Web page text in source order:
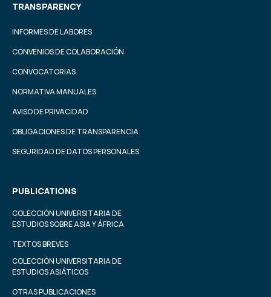
TRANSPARENCY
INFORMES DE LABORES
CONVENIOS DE COLABORACIÓN
CONVOCATORIAS
NORMATIVA MANUALES
AVISO DE PRIVACIDAD
OBLIGACIONES DE TRANSPARENCIA
SEGURIDAD DE DATOS PERSONALES
PUBLICATIONS
COLECCIÓN UNIVERSITARIA DE
ESTUDIOS SOBRE ASIA Y ÁFRICA
TEXTOS BREVES
COLECCIÓN UNIVERSITARIA DE
ESTUDIOS ASIÁTICOS
OTRAS PUBLICACIONES